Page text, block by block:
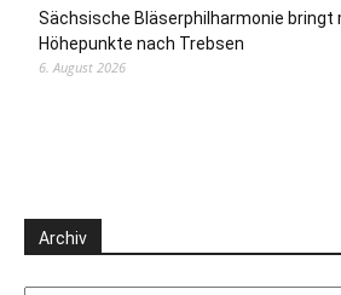
Sächsische Bläserphilharmonie bringt
Höhepunkte nach Trebsen
6. August 2026
Archiv
Archiv